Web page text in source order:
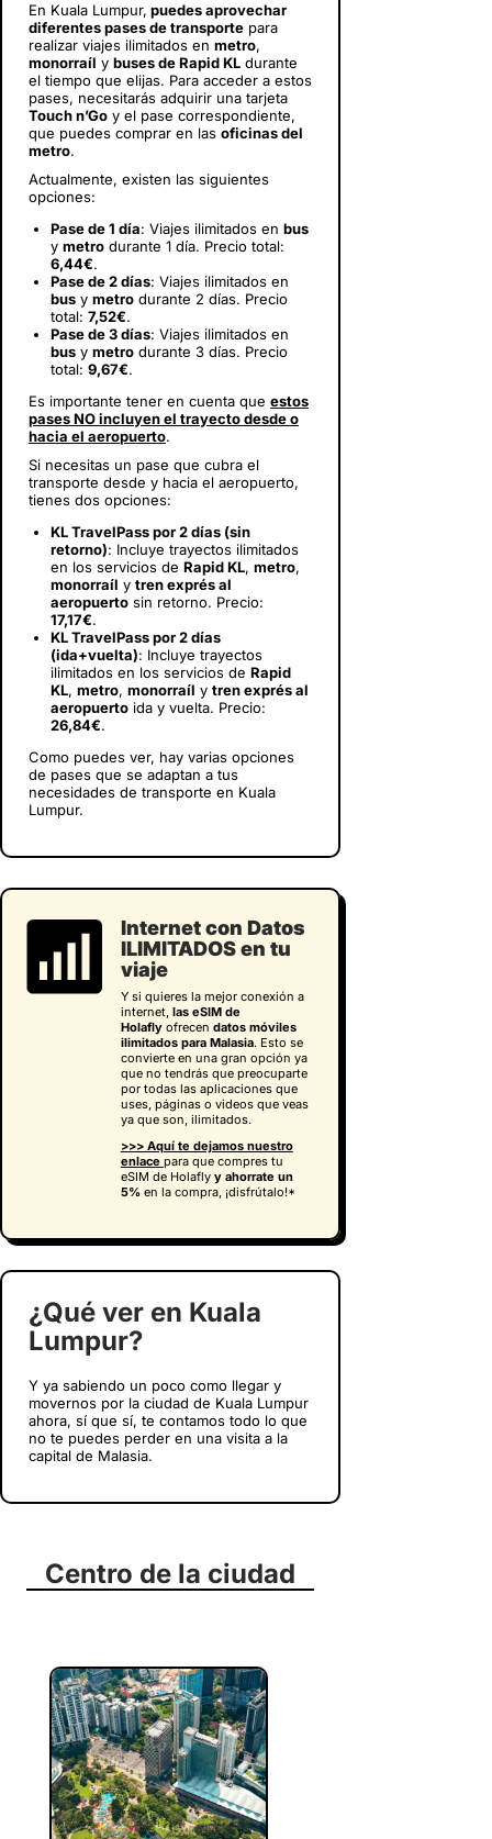
En Kuala Lumpur, puedes aprovechar
diferentes pases de transporte para
realizar viajes ilimitados en metro,
monorraíl y buses de Rapid KL durante
el tiempo que elijas. Para acceder a estos
pases, necesitarás adquirir una tarjeta
Touch n’Go y el pase correspondiente,
que puedes comprar en las oficinas del
metro.
Actualmente, existen las siguientes
opciones:
Pase de 1 día: Viajes ilimitados en bus
y metro durante 1 día. Precio total:
6,44€.
Pase de 2 días: Viajes ilimitados en
bus y metro durante 2 días. Precio
total: 7,52€.
Pase de 3 días: Viajes ilimitados en
bus y metro durante 3 días. Precio
total: 9,67€.
Es importante tener en cuenta que estos
pases NO incluyen el trayecto desde o
hacia el aeropuerto.
Si necesitas un pase que cubra el
transporte desde y hacia el aeropuerto,
tienes dos opciones:
KL TravelPass por 2 días (sin
retorno): Incluye trayectos ilimitados
en los servicios de Rapid KL, metro,
monorraíl y tren exprés al
aeropuerto sin retorno. Precio:
17,17€.
KL TravelPass por 2 días
(ida+vuelta): Incluye trayectos
ilimitados en los servicios de Rapid
KL, metro, monorraíl y tren exprés al
aeropuerto ida y vuelta. Precio:
26,84€.
Como puedes ver, hay varias opciones
de pases que se adaptan a tus
necesidades de transporte en Kuala
Lumpur.
Internet con Datos
ILIMITADOS en tu
viaje
Y si quieres la mejor conexión a
internet, las eSIM de
Holaflyofrecen datos móviles
ilimitados para Malasia. Esto se
convierte en una gran opción ya
que no tendrás que preocuparte
por todas las aplicaciones que
uses, páginas o videos que veas
ya que son, ilimitados.
>>> Aquí te dejamos nuestro
enlace para que compres tu
eSIM de Holafly y ahorrate un
5%en la compra, ¡disfrútalo!*
¿Qué ver en Kuala
Lumpur?
Y ya sabiendo un poco como llegar y
movernos por la ciudad de Kuala Lumpur
ahora, sí que sí, te contamos todo lo que
no te puedes perder en una visita a la
capital de Malasia.
Centro de la ciudad